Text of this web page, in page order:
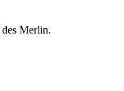
des Merlin.